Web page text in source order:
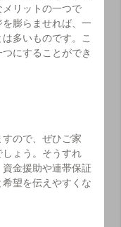
リットの一つで
膨らませれば、一
多いものです。こ
にすることができ
ので、ぜひご家
ょう。そうすれ
金援助や連帯保証
望を伝えやすくな